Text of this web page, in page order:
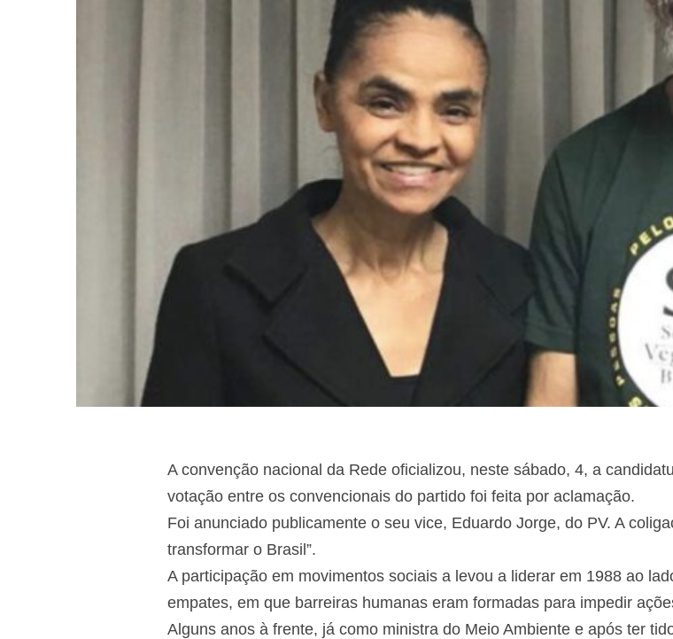
A convenção nacional da Rede oficializou, neste sábado, 4, a
votação entre os convencionais do partido foi feita por aclamação.
Foi anunciado publicamente o seu vice, Eduardo Jorge, do PV. A
transformar o Brasil”.
A participação em movimentos sociais a levou a liderar em 1988 ao
empates, em que barreiras humanas eram formadas para impedir
Alguns anos à frente, já como ministra do Meio Ambiente e após ter